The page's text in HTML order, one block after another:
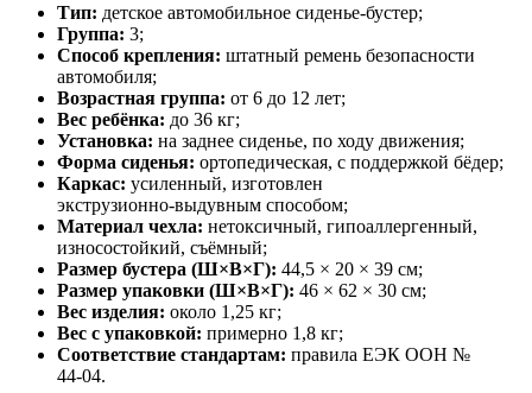
Тип: детское автомобильное сиденье‑бустер;
Группа: 3;
Способ крепления: штатный ремень безопасности
автомобиля;
Возрастная группа: от 6 до 12 лет;
Вес ребёнка: до 36 кг;
Установка: на заднее сиденье, по ходу движения;
Форма сиденья: ортопедическая, с поддержкой бёдер;
Каркас: усиленный, изготовлен
экструзионно‑выдувным способом;
Материал чехла: нетоксичный, гипоаллергенный,
износостойкий, съёмный;
Размер бустера (Ш×В×Г): 44,5 × 20 × 39 см;
Размер упаковки (Ш×В×Г): 46 × 62 × 30 см;
Вес изделия: около 1,25 кг;
Вес с упаковкой: примерно 1,8 кг;
Соответствие стандартам: правила ЕЭК ООН №
44‑04.